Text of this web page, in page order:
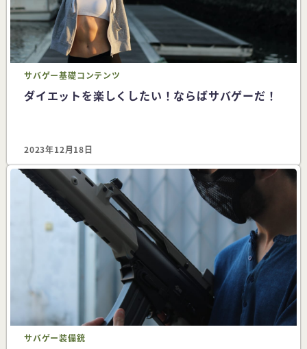
サバゲー基礎コンテンツ
ダイエットを楽しくしたい！ならばサバゲーだ！
2023年12月18日
サバゲー装備銃